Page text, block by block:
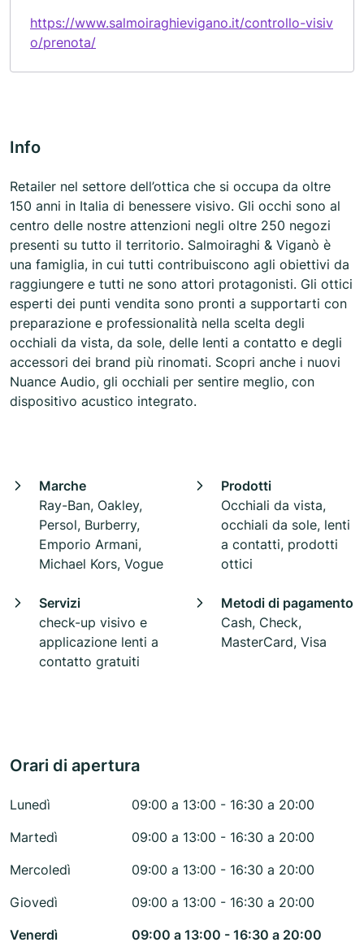
https://www.salmoiraghievigano.it/controllo-visiv
o/prenota/
Info
Retailer nel settore dell’ottica che si occupa da oltre
150 anni in Italia di benessere visivo. Gli occhi sono al
centro delle nostre attenzioni negli oltre 250 negozi
presenti su tutto il territorio. Salmoiraghi & Viganò è
una famiglia, in cui tutti contribuiscono agli obiettivi da
raggiungere e tutti ne sono attori protagonisti. Gli ottici
esperti dei punti vendita sono pronti a supportarti con
preparazione e professionalità nella scelta degli
occhiali da vista, da sole, delle lenti a contatto e degli
accessori dei brand più rinomati. Scopri anche i nuovi
Nuance Audio, gli occhiali per sentire meglio, con
dispositivo acustico integrato.
Marche
Ray-Ban, Oakley,
Persol, Burberry,
Emporio Armani,
Michael Kors, Vogue
Prodotti
Occhiali da vista,
occhiali da sole, lenti
a contatti, prodotti
ottici
Servizi
check-up visivo e
applicazione lenti a
contatto gratuiti
Metodi di pagamento
Cash, Check,
MasterCard, Visa
Orari di apertura
Lunedì
09:00 a 13:00 - 16:30 a 20:00
Martedì
09:00 a 13:00 - 16:30 a 20:00
Mercoledì
09:00 a 13:00 - 16:30 a 20:00
Giovedì
09:00 a 13:00 - 16:30 a 20:00
Venerdì
09:00 a 13:00 - 16:30 a 20:00